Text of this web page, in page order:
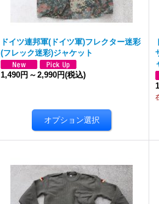
ドイツ連邦軍(ドイツ軍)フレクター迷彩
(フレック迷彩)ジャケット
1,490円 ～ 2,990円(税込)